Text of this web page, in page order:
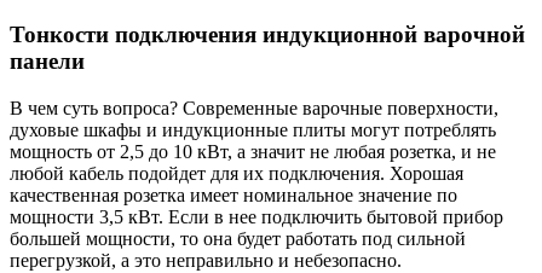
Тонкости подключения индукционной варочной
панели
В чем суть вопроса? Современные варочные поверхности,
духовые шкафы и индукционные плиты могут потреблять
мощность от 2,5 до 10 кВт, а значит не любая розетка, и не
любой кабель подойдет для их подключения. Хорошая
качественная розетка имеет номинальное значение по
мощности 3,5 кВт. Если в нее подключить бытовой прибор
большей мощности, то она будет работать под сильной
перегрузкой, а это неправильно и небезопасно.